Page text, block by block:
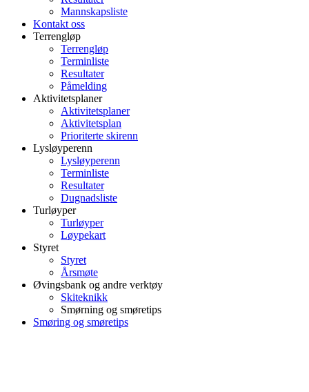
Mannskapsliste
Kontakt oss
Terrengløp
Terrengløp
Terminliste
Resultater
Påmelding
Aktivitetsplaner
Aktivitetsplaner
Aktivitetsplan
Prioriterte skirenn
Lysløyperenn
Lysløyperenn
Terminliste
Resultater
Dugnadsliste
Turløyper
Turløyper
Løypekart
Styret
Styret
Årsmøte
Øvingsbank og andre verktøy
Skiteknikk
Smørning og smøretips
Smøring og smøretips